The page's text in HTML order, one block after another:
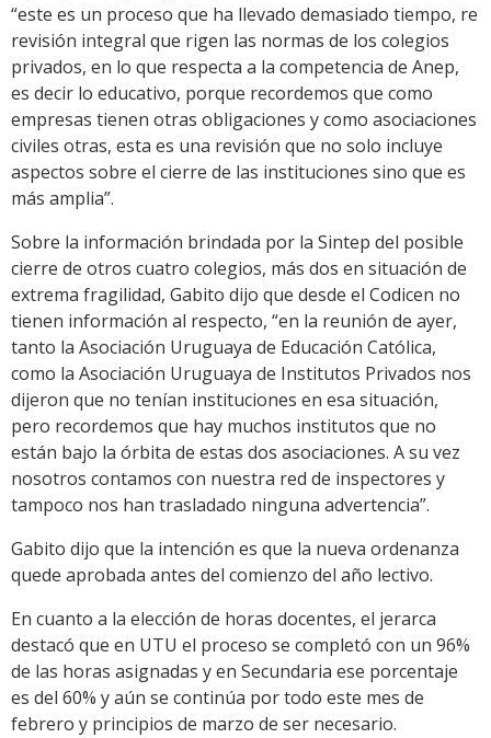
“este es un proceso que ha llevado demasiado tiempo, re
revisión integral que rigen las normas de los colegios
privados, en lo que respecta a la competencia de Anep,
es decir lo educativo, porque recordemos que como
empresas tienen otras obligaciones y como asociaciones
civiles otras, esta es una revisión que no solo incluye
aspectos sobre el cierre de las instituciones sino que es
más amplia”.
Sobre la información brindada por la Sintep del posible
cierre de otros cuatro colegios, más dos en situación de
extrema fragilidad, Gabito dijo que desde el Codicen no
tienen información al respecto, “en la reunión de ayer,
tanto la Asociación Uruguaya de Educación Católica,
como la Asociación Uruguaya de Institutos Privados nos
dijeron que no tenían instituciones en esa situación,
pero recordemos que hay muchos institutos que no
están bajo la órbita de estas dos asociaciones. A su vez
nosotros contamos con nuestra red de inspectores y
tampoco nos han trasladado ninguna advertencia”.
Gabito dijo que la intención es que la nueva ordenanza
quede aprobada antes del comienzo del año lectivo.
En cuanto a la elección de horas docentes, el jerarca
destacó que en UTU el proceso se completó con un 96%
de las horas asignadas y en Secundaria ese porcentaje
es del 60% y aún se continúa por todo este mes de
febrero y principios de marzo de ser necesario.